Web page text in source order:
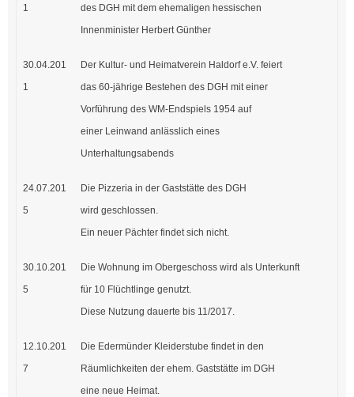
1
des DGH mit dem ehemaligen hessischen
Innenminister Herbert Günther
30.04.201
1
Der Kultur- und Heimatverein Haldorf e.V. feiert
das 60-jährige Bestehen des DGH mit einer
Vorführung des WM-Endspiels 1954 auf
einer Leinwand anlässlich eines
Unterhaltungsabends
24.07.201
5
Die Pizzeria in der Gaststätte des DGH
wird geschlossen.
Ein neuer Pächter findet sich nicht.
30.10.201
5
Die Wohnung im Obergeschoss wird als Unterkunft
für 10 Flüchtlinge genutzt.
Diese Nutzung dauerte bis 11/2017.
12.10.201
7
Die Edermünder Kleiderstube findet in den
Räumlichkeiten der ehem. Gaststätte im DGH
eine neue Heimat.